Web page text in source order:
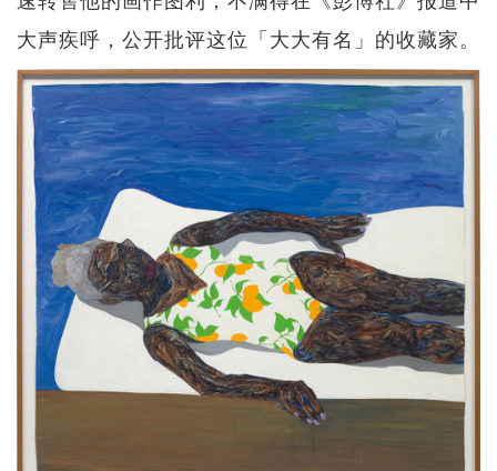
大声疾呼，公开批评这位「大大有名」的收藏家。